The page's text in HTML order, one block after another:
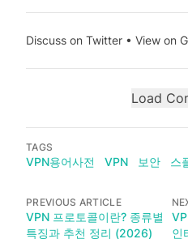
Discuss on Twitter • View on
Load
TAGS
VPN용어사전 VPN 보안 스
PREVIOUS ARTICLE
VPN 프로토콜이란? 종류별
특징과 추천 정리 (2026)
인